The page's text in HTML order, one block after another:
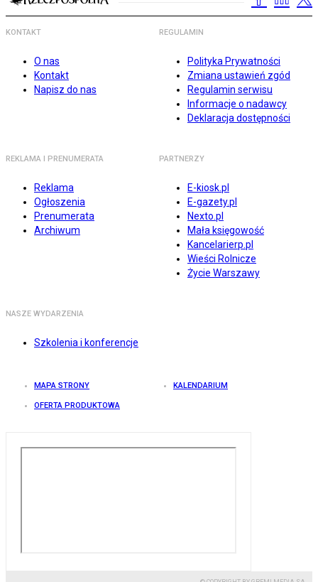
KONTAKT
O nas
Kontakt
Napisz do nas
REGULAMIN
Polityka Prywatności
Zmiana ustawień zgód
Regulamin serwisu
Informacje o nadawcy
Deklaracja dostępności
REKLAMA I PRENUMERATA
Reklama
Ogłoszenia
Prenumerata
Archiwum
PARTNERZY
E-kiosk.pl
E-gazety.pl
Nexto.pl
Mała księgowość
Kancelarierp.pl
Wieści Rolnicze
Życie Warszawy
NASZE WYDARZENIA
Szkolenia i konferencje
MAPA STRONY KALENDARIUM
OFERTA PRODUKTOWA